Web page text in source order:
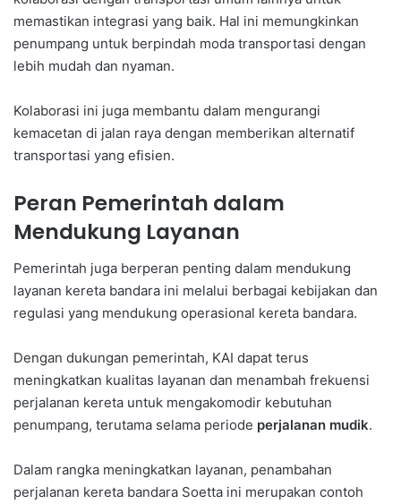
memastikan integrasi yang baik. Hal ini memungkinkan
penumpang untuk berpindah moda transportasi dengan
lebih mudah dan nyaman.
Kolaborasi ini juga membantu dalam mengurangi
kemacetan di jalan raya dengan memberikan alternatif
transportasi yang efisien.
Peran Pemerintah dalam
Mendukung Layanan
Pemerintah juga berperan penting dalam mendukung
layanan kereta bandara ini melalui berbagai kebijakan dan
regulasi yang mendukung operasional kereta bandara.
Dengan dukungan pemerintah, KAI dapat terus
meningkatkan kualitas layanan dan menambah frekuensi
perjalanan kereta untuk mengakomodir kebutuhan
penumpang, terutama selama periode perjalanan mudik.
Dalam rangka meningkatkan layanan, penambahan
perjalanan kereta bandara Soetta ini merupakan contoh